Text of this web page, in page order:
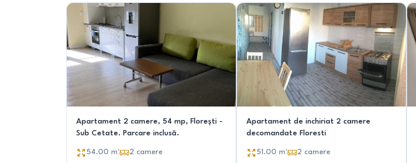
Apartament 2 camere, 54 mp, Florești -
Sub Cetate. Parcare inclusă.
54.00 m² 2 camere
Apartament de inchiriat 2 camere
decomandate Floresti
51.00 m² 2 camere